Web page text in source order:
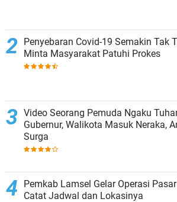
Penyebaran Covid-19 Semakin Tak
Minta Masyarakat Patuhi Prokes
Video Seorang Pemuda Ngaku
Gubernur, Walikota Masuk Neraka,
Surga
Pemkab Lamsel Gelar Operasi
Catat Jadwal dan Lokasinya